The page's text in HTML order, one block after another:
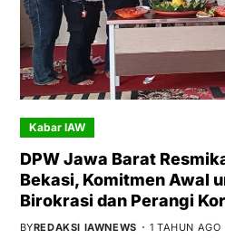
Kabar IAW
DPW Jawa Barat
Bekasi, Komitmen Awal
Birokrasi dan Perangi
BYREDAKSI IAWNEWS 1 TAHUN AGO